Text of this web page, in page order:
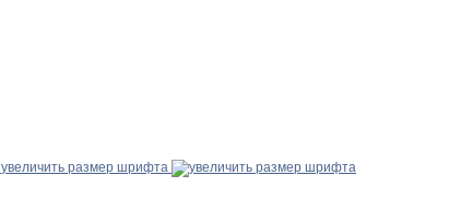
увеличить размер шрифта